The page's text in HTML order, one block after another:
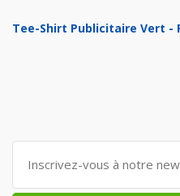
Tee-Shirt Publicitaire Vert -